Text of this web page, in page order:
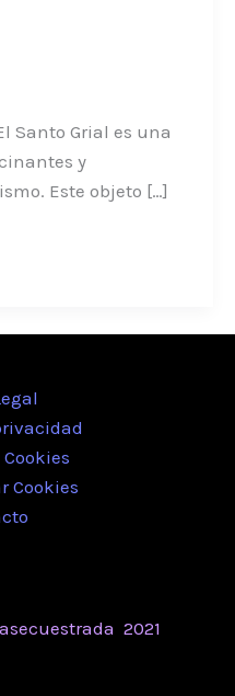
Santo Grial es una
y
Este objeto […]
Cookies
2021